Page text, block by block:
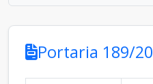
Portaria 189/